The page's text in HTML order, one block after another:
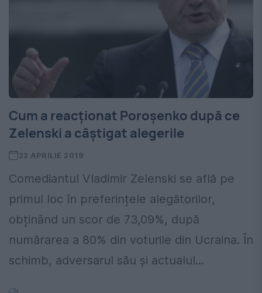
Cum a reacționat Poroşenko după ce
Zelenski a câștigat alegerile
22 APRILIE 2019
Comediantul Vladimir Zelenski se află pe
primul loc în preferințele alegătorilor,
obținând un scor de 73,09%, după
numărarea a 80% din voturile din Ucraina. În
schimb, adversarul său și actualul...